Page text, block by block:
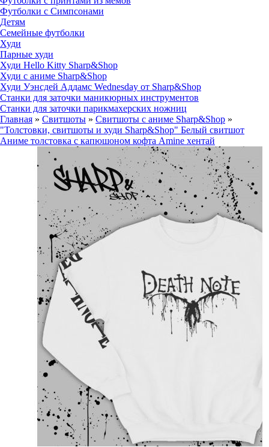
Футболки с Симпсонами
Детям
Семейные футболки
Худи
Парные худи
Худи Hello Kitty Sharp&Shop
Худи с аниме Sharp&Shop
Худи Уэнсдей Аддамс Wednesday от Sharp&Shop
Станки для заточки маникюрных инструментов
Станки для заточки парикмахерских ножниц
Главная » Свитшоты » Свитшоты с аниме Sharp&Shop »
"Толстовки, свитшоты и худи Sharp&Shop" Белый свитшот
Аниме толстовка с капюшоном кофта Amine хентай